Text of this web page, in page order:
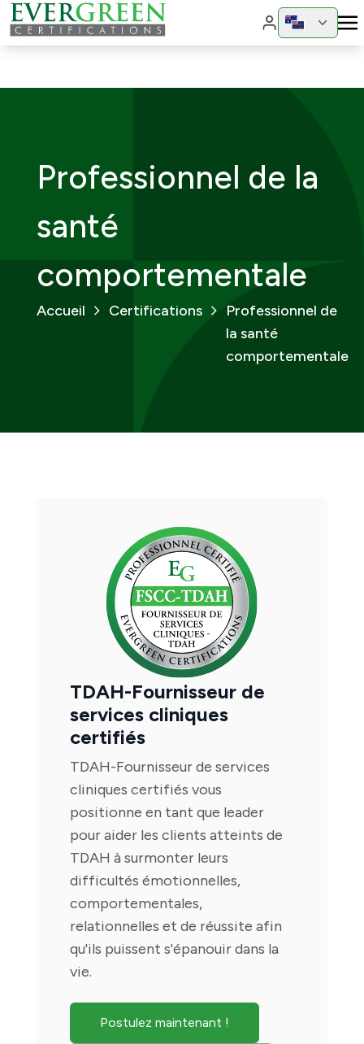
Changer de
Professionnel de la
santé
comportementale
Accueil Certifications
Professionnel de
la santé
comportementale
TDAH-Fournisseur de
services cliniques
certifiés
TDAH-Fournisseur de services
cliniques certifiés vous
positionne en tant que leader
pour aider les clients atteints de
TDAH à surmonter leurs
difficultés émotionnelles,
comportementales,
relationnelles et de réussite afin
qu'ils puissent s'épanouir dans la
vie.
Postulez maintenant !